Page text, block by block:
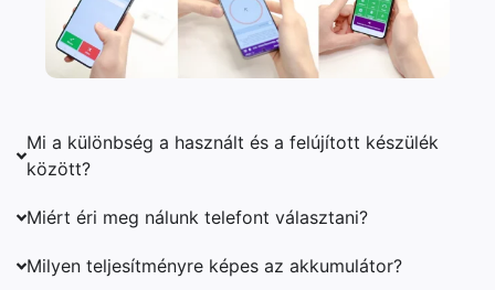
Mi a különbség a használt és a felújított készülék
között?
Miért éri meg nálunk telefont választani?
Milyen teljesítményre képes az akkumulátor?